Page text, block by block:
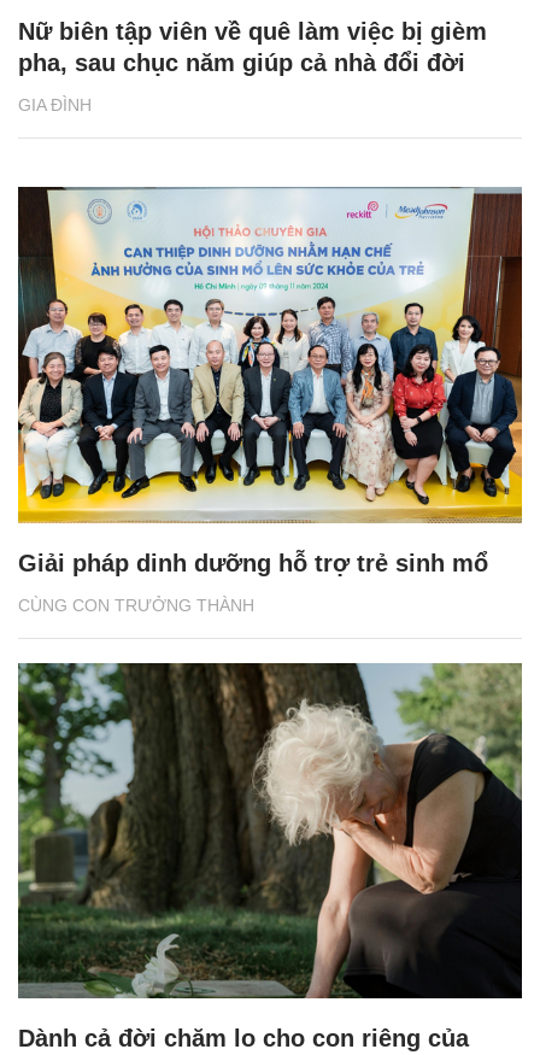
GIA ĐÌNH
Nữ biên tập viên về quê làm việc bị gièm
pha, sau chục năm giúp cả nhà đổi đời
CÙNG CON TRƯỞNG THÀNH
Giải pháp dinh dưỡng hỗ trợ trẻ sinh mổ
Dành cả đời chăm lo cho con riêng của